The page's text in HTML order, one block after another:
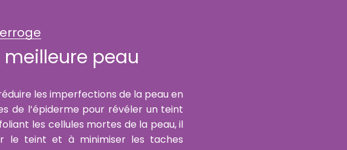
meilleure peau
les imperfections de la peau en
de l’épiderme pour révéler un teint
les cellules mortes de la peau, il
le teint et à minimiser les taches